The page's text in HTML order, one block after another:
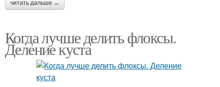
читать дальше →
Когда лучше делить флоксы.
Деление куста